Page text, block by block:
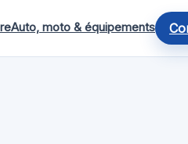
Auto, moto & équipements